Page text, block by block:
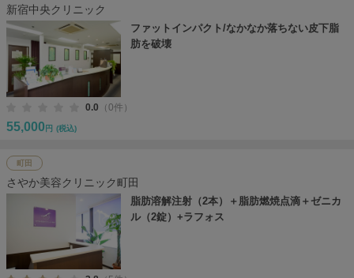
新宿中央クリニック
ファットインパクト/なかなか落ちない皮下脂
肪を破壊
0.0 （0件）
55,000 円 (税込)
町田
さやか美容クリニック町田
脂肪溶解注射（2本）＋脂肪燃焼点滴＋ゼニカ
ル（2錠）+ラフォス